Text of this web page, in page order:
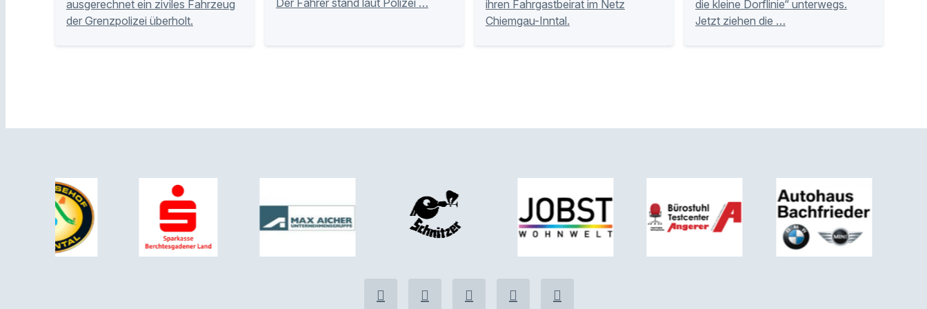
ausgerechnet ein ziviles Fahrzeug
der Grenzpolizei überholt.
ihren Fahrgastbeirat im Netz
Chiemgau-Inntal.
die kleine Dorflinie“ unterwegs.
Jetzt ziehen die …